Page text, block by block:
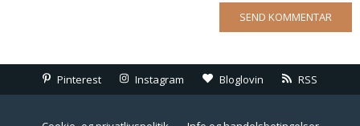
Pinterest Instagram Bloglovin RSS